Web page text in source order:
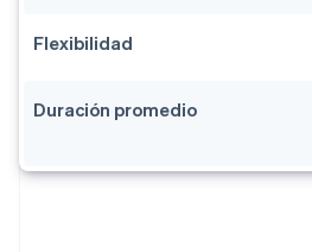
Flexibilidad
Duración promedio